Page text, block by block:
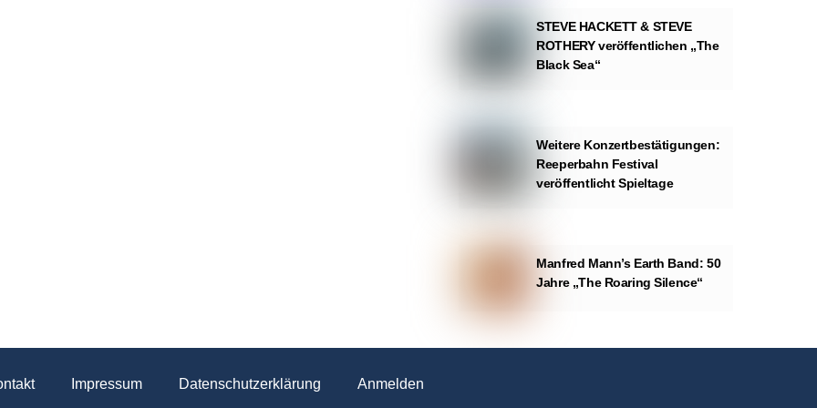
STEVE HACKETT & STEVE
ROTHERY veröffentlichen „The
Black Sea“
Weitere Konzertbestätigungen:
Reeperbahn Festival
veröffentlicht Spieltage
Manfred Mann’s Earth Band: 50
Jahre „The Roaring Silence“
Impressum Datenschutzerklärung Anmelden